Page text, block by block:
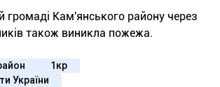
громаді Кам'янського району через
також виникла пожежа.
1кр
України